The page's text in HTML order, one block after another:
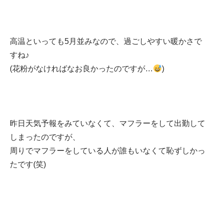
高温といっても5月並みなので、過ごしやすい暖かさで
すね♪
(花粉がなければなお良かったのですが…
)
昨日天気予報をみていなくて、マフラーをして出勤して
しまったのですが、
周りでマフラーをしている人が誰もいなくて恥ずしかっ
たです(笑)